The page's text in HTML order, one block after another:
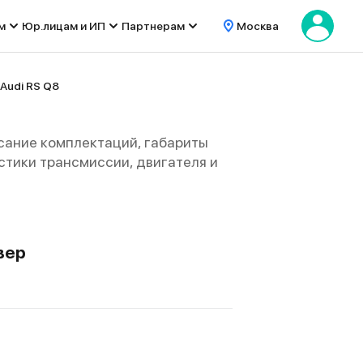
Юр.лицам и ИП Партнерам Москва
RS Q8
комплектаций, габариты
трансмиссии, двигателя и